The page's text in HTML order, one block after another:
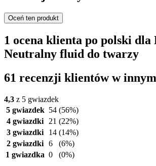
Oceń ten produkt
1 ocena klienta po polski dla
Neutralny fluid do twarzy
61 recenzji klientów w
4,3 z 5 gwiazdek
5 gwiazdek 54 (56%)
4 gwiazdki
21 (22%)
3 gwiazdki
14 (14%)
2 gwiazdki 6
(6%)
1 gwiazdka 0 (0%)